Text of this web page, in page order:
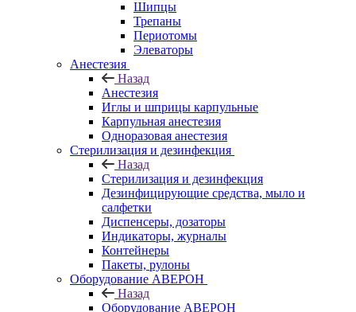
Шипцы
Трепаны
Периотомы
Элеваторы
Анестезия
Назад
Анестезия
Иглы и шприцы карпульные
Карпульная анестезия
Одноразовая анестезия
Стерилизация и дезинфекция
Назад
Стерилизация и дезинфекция
Дезинфицирующие средства, мыло и
салфетки
Диспенсеры, дозаторы
Индикаторы, журналы
Контейнеры
Пакеты, рулоны
Оборудование АВЕРОН
Назад
Оборудование АВЕРОН